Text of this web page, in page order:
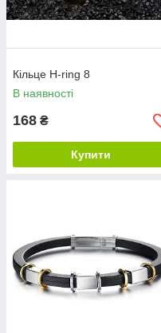
Кільце H-ring 8
В наявності
168 ₴
Купити